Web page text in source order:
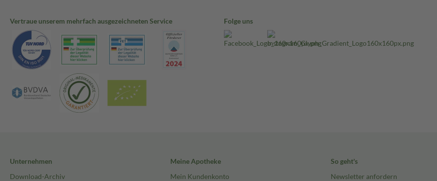
Vertraue unserem mehrfach ausgezeichneten Service Folge uns
Unternehmen
Download-Archiv
Meine Apotheke
Mein Kundenkonto
So geht's
Newsletter anfordern